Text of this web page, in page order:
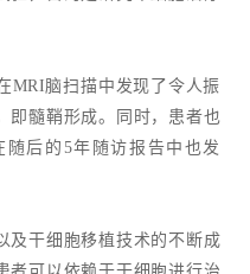
MRI脑扫描中发现了令人振
即髓鞘形成。同时，患者也
后的5年随访报告中也发
及干细胞移植技术的不断成